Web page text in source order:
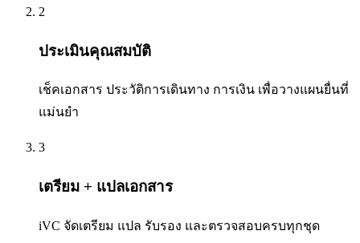
2
ประเมินคุณสมบัติ
เช็คเอกสาร ประวัติการเดินทาง การเงิน เพื่อวางแผนยื่นที่
แม่นยำ
3
เตรียม + แปลเอกสาร
iVC จัดเตรียม แปล รับรอง และตรวจสอบครบทุกชุด